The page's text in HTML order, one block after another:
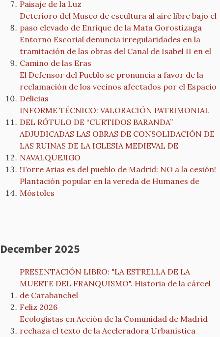
Paisaje de la Luz
Deterioro del Museo de escultura al aire libre bajo el
paso elevado de Enrique de la Mata Gorostizaga
Entorno Escorial denuncia irregularidades en la
tramitación de las obras del Canal de Isabel II en el
Camino de las Eras
El Defensor del Pueblo se pronuncia a favor de la
reclamación de los vecinos afectados por el Espacio
Delicias
INFORME TÉCNICO: VALORACIÓN PATRIMONIAL
DEL RÓTULO DE “CURTIDOS BARANDA”
ADJUDICADAS LAS OBRAS DE CONSOLIDACIÓN DE
LAS RUINAS DE LA IGLESIA MEDIEVAL DE
NAVALQUEJIGO
!Torre Arias es del pueblo de Madrid: NO a la cesión!
Plantación popular en la vereda de Humanes de
Móstoles
December 2025
PRESENTACIÓN LIBRO: "LA ESTRELLA DE LA
MUERTE DEL FRANQUISMO". Historia de la cárcel
de Carabanchel
Feliz 2026
Ecologistas en Acción de la Comunidad de Madrid
rechaza el texto de la Aceleradora Urbanística